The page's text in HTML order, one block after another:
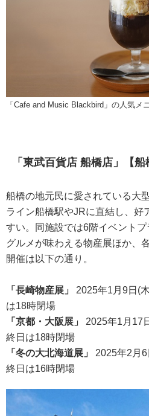
「Cafe and Music Blackbird」の人気メ
「東武百貨店 船橋店」【船
船橋の地元民に愛されている大
ライン船橋駅やJRに直結し、好
すい。同施設では6階イベント
グルメが味わえる物産展ほか、
開催は以下の通り。
「長崎物産展」
2025年1月9日(
は18時閉場
「京都・大阪展」
2025年1月17
終日は18時閉場
「冬の大北海道展」
2025年2月
終日は16時閉場